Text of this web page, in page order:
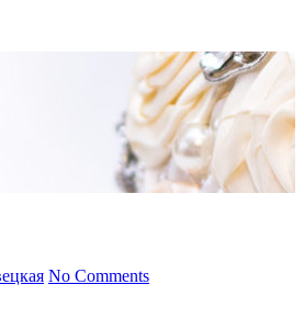
No Comments